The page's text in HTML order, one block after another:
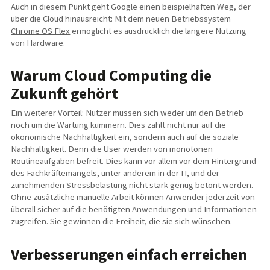
Auch in diesem Punkt geht Google einen beispielhaften Weg, der
über die Cloud hinausreicht: Mit dem neuen Betriebssystem
Chrome OS Flex ermöglicht es ausdrücklich die längere Nutzung
von Hardware.
Warum Cloud Computing die
Zukunft gehört
Ein weiterer Vorteil: Nutzer müssen sich weder um den Betrieb
noch um die Wartung kümmern. Dies zahlt nicht nur auf die
ökonomische Nachhaltigkeit ein, sondern auch auf die soziale
Nachhaltigkeit. Denn die User werden von monotonen
Routineaufgaben befreit. Dies kann vor allem vor dem Hintergrund
des Fachkräftemangels, unter anderem in der IT, und der
zunehmenden Stressbelastung nicht stark genug betont werden.
Ohne zusätzliche manuelle Arbeit können Anwender jederzeit von
überall sicher auf die benötigten Anwendungen und Informationen
zugreifen. Sie gewinnen die Freiheit, die sie sich wünschen.
Verbesserungen einfach erreichen